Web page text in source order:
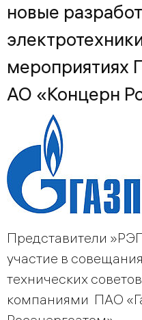
новые
мероприятиях
АО «Концерн
Представители
участие в
технических
компаниями ПАО